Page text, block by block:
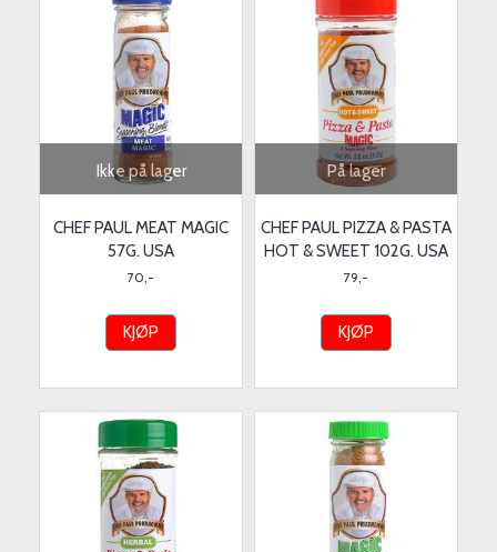
Ikke på lager
CHEF PAUL MEAT MAGIC
57G. USA
70,-
KJØP
På lager
CHEF PAUL PIZZA & PASTA
HOT & SWEET 102G. USA
79,-
KJØP